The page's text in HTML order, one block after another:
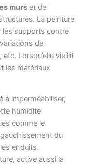
murs et de
La peinture
les supports contre
de
Lorsqu’elle vieillit
les matériaux
à imperméabiliser,
humidité
comme le
du
enduits.
active aussi la